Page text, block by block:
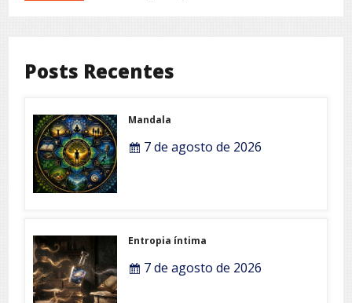
Posts Recentes
Mandala
7 de agosto de 2026
Entropia íntima
7 de agosto de 2026